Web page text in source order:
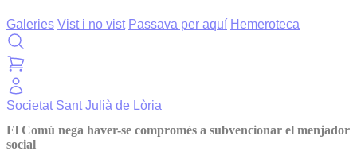
Galeries Vist i no vist Passava per aquí Hemeroteca
Societat Sant Julià de Lòria
El Comú nega haver-se compromès a subvencionar el menjador
social